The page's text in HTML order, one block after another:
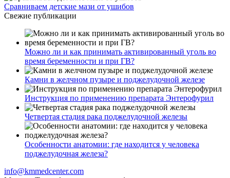
Сравниваем детские мази от ушибов
Свежие публикации
Можно ли и как принимать активированный уголь во
время беременности и при ГВ?
Камни в желчном пузыре и поджелудочной железе
Инструкция по применению препарата Энтерофурил
Четвертая стадия рака поджелудочной железы
Особенности анатомии: где находится у человека
поджелудочная железа?
info@kmmedcenter.com